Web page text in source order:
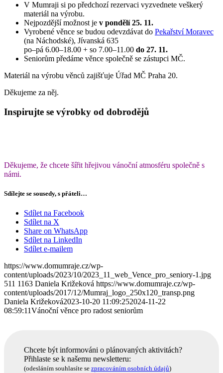
V Mumraji si po předchozí rezervaci vyzvednete veškerý
materiál na výrobu.
Nejpozdější možnost je v pondělí 25. 11.
Vyrobené věnce se budou odevzdávat do Pekařství Moravec
(na Náchodské), Jívanská 635
po–pá 6.00–18.00 + so 7.00–11.00 do 27. 11.
Seniorům předáme věnce společně se zástupci MČ.
Materiál na výrobu věnců zajišťuje Úřad MČ Praha 20.
Děkujeme za něj.
Inspirujte se výrobky od dobrodějů
Děkujeme, že chcete šířit hřejivou vánoční atmosféru společně s
námi.
Sdílejte se sousedy, s přáteli…
Sdílet na Facebook
Sdílet na X
Share on WhatsApp
Sdílet na LinkedIn
Sdílet e-mailem
https://www.domumraje.cz/wp-
content/uploads/2023/10/2023_11_web_Vence_pro_seniory-1.jpg
511 1163 Daniela Križeková https://www.domumraje.cz/wp-
content/uploads/2017/12/Mumraj_logo_250x120_transp.png
Daniela Križeková2023-10-20 11:09:252024-11-22
08:59:11Vánoční věnce pro radost seniorům
Chcete být informováni o plánovaných aktivitách?
Přihlaste se k našemu newsletteru:
(odesláním souhlasíte se zpracováním osobních údajů)